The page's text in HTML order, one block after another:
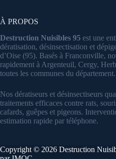
À PROPOS
Destruction Nuisibles 95 est une
dératisation, désinsectisation et
d’Oise (95). Basés à Franconville,
rapidement à Argenteuil, Cergy,
toutes les communes du département.
Nos dératiseurs et désinsectiseurs
traitements efficaces contre rats,
cafards, guêpes et pigeons.
estimation rapide par téléphone.
Copyright © 2026 Destruction